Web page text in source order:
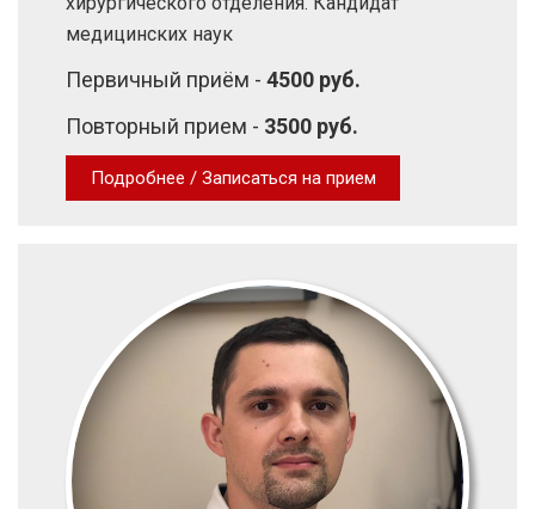
медицинских наук
Первичный приём - 4500 руб.
Повторный прием - 3500 руб.
Подробнее / Записаться на прием